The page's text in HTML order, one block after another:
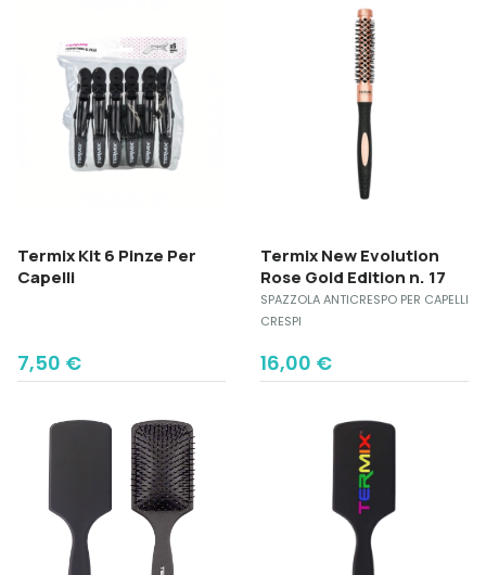
Termix Kit 6 Pinze Per
Capelli
7,50 €
Termix New Evolution
Rose Gold Edition n. 17
SPAZZOLA ANTICRESPO PER CAPELLI
CRESPI
16,00 €